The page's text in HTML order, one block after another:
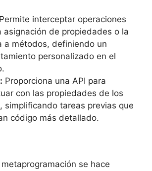
Permite interceptar operaciones
asignación de propiedades o la
a métodos, definiendo un
personalizado en el
Proporciona una API para
con las propiedades de los
simplificando tareas previas que
código más detallado.
metaprogramación se hace